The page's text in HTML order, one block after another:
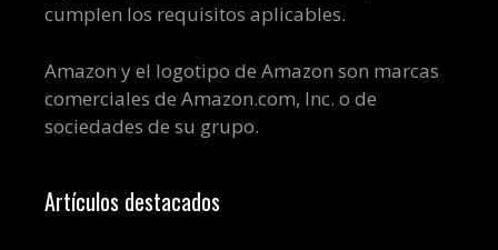
cumplen los requisitos aplicables.
Amazon y el logotipo de Amazon son marcas
comerciales de Amazon.com, Inc. o de
sociedades de su grupo.
Artículos destacados